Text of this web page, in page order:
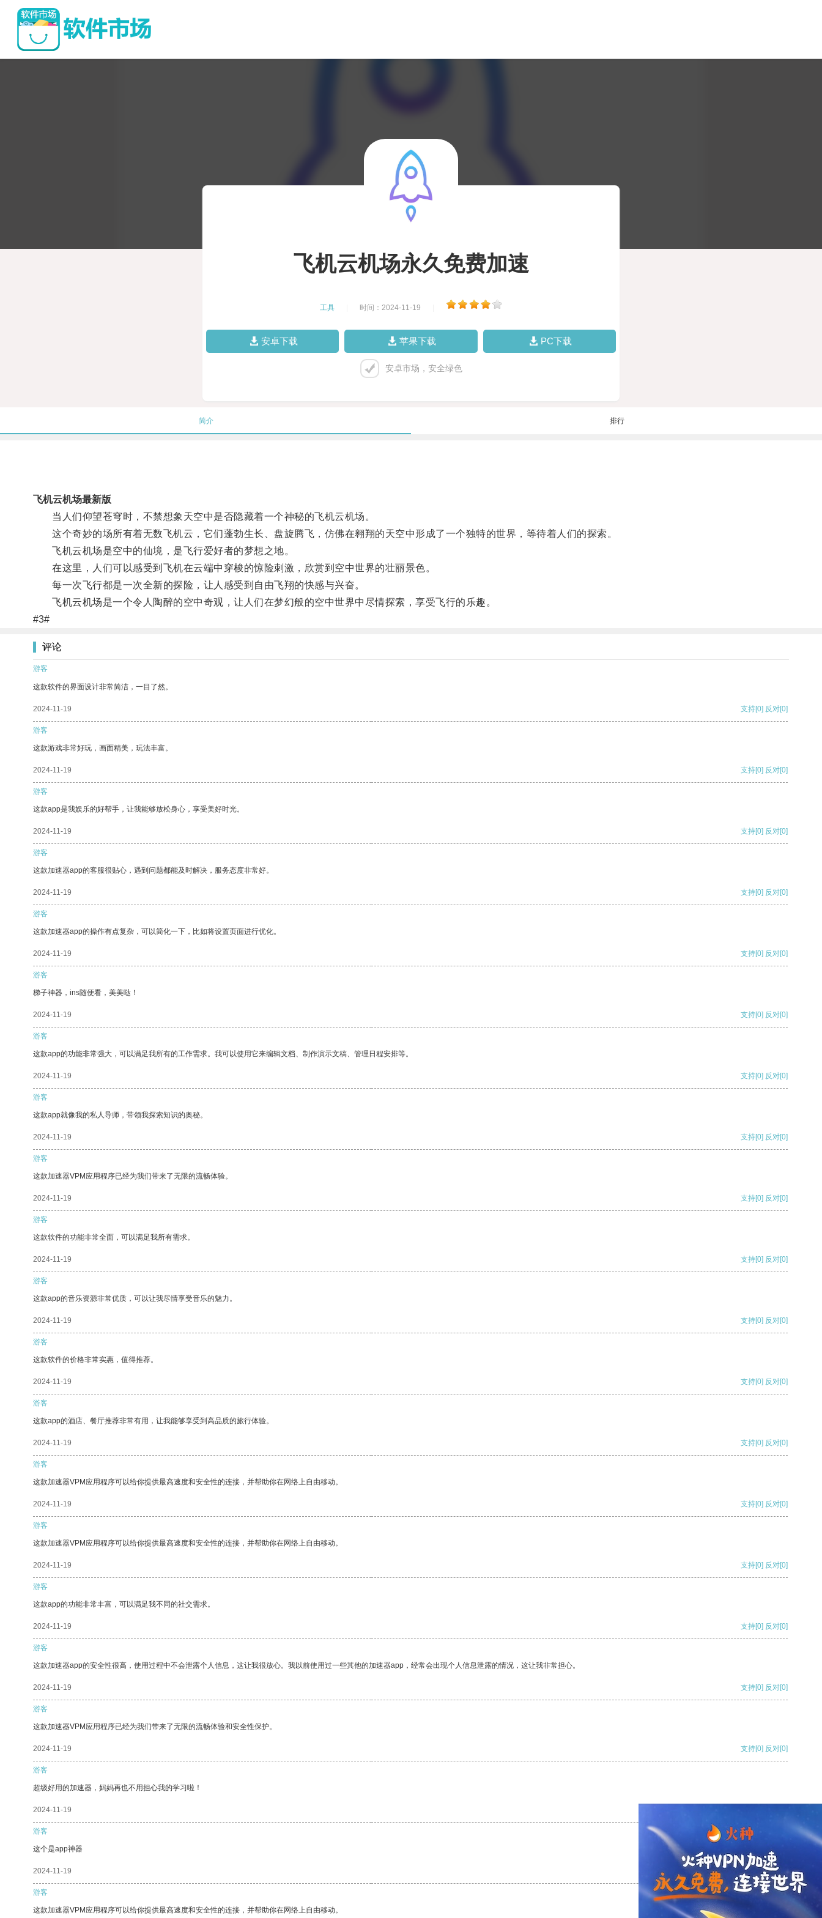
飞机云机场永久免费加速
工具 时间：2024-11-19
安卓下载 苹果下载 PC下载
安卓市场，安全绿色
简介 排行
飞机云机场最新版
当人们仰望苍穹时，不禁想象天空中是否隐藏着一个神秘的飞机云机场。
这个奇妙的场所有着无数飞机云，它们蓬勃生长、盘旋腾飞，仿佛在翱翔的天空中形成了一个独特的世界，等待着人们的探索。
飞机云机场是空中的仙境，是飞行爱好者的梦想之地。
在这里，人们可以感受到飞机在云端中穿梭的惊险刺激，欣赏到空中世界的壮丽景色。
每一次飞行都是一次全新的探险，让人感受到自由飞翔的快感与兴奋。
飞机云机场是一个令人陶醉的空中奇观，让人们在梦幻般的空中世界中尽情探索，享受飞行的乐趣。
#3#
评论
游客
这款软件的界面设计非常简洁，一目了然。
2024-11-19 支持[0] 反对[0]
游客
这款游戏非常好玩，画面精美，玩法丰富。
2024-11-19 支持[0] 反对[0]
游客
这款app是我娱乐的好帮手，让我能够放松身心，享受美好时光。
2024-11-19 支持[0] 反对[0]
游客
这款加速器app的客服很贴心，遇到问题都能及时解决，服务态度非常好。
2024-11-19 支持[0] 反对[0]
游客
这款加速器app的操作有点复杂，可以简化一下，比如将设置页面进行优化。
2024-11-19 支持[0] 反对[0]
游客
梯子神器，ins随便看，美美哒！
2024-11-19 支持[0] 反对[0]
游客
这款app的功能非常强大，可以满足我所有的工作需求。我可以使用它来编辑文档、制作演示文稿、管理日程安排等。
2024-11-19 支持[0] 反对[0]
游客
这款app就像我的私人导师，带领我探索知识的奥秘。
2024-11-19 支持[0] 反对[0]
游客
这款加速器VPM应用程序已经为我们带来了无限的流畅体验。
2024-11-19 支持[0] 反对[0]
游客
这款软件的功能非常全面，可以满足我所有需求。
2024-11-19 支持[0] 反对[0]
游客
这款app的音乐资源非常优质，可以让我尽情享受音乐的魅力。
2024-11-19 支持[0] 反对[0]
游客
这款软件的价格非常实惠，值得推荐。
2024-11-19 支持[0] 反对[0]
游客
这款app的酒店、餐厅推荐非常有用，让我能够享受到高品质的旅行体验。
2024-11-19 支持[0] 反对[0]
游客
这款加速器VPM应用程序可以给你提供最高速度和安全性的连接，并帮助你在网络上自由移动。
2024-11-19 支持[0] 反对[0]
游客
这款加速器VPM应用程序可以给你提供最高速度和安全性的连接，并帮助你在网络上自由移动。
2024-11-19 支持[0] 反对[0]
游客
这款app的功能非常丰富，可以满足我不同的社交需求。
2024-11-19 支持[0] 反对[0]
游客
这款加速器app的安全性很高，使用过程中不会泄露个人信息，这让我很放心。我以前使用过一些其他的加速器app，经常会出现个人信息泄露的情况，这让我非常担心。
2024-11-19 支持[0] 反对[0]
游客
这款加速器VPM应用程序已经为我们带来了无限的流畅体验和安全性保护。
2024-11-19 支持[0] 反对[0]
游客
超级好用的加速器，妈妈再也不用担心我的学习啦！
2024-11-19
游客
这个是app神器
2024-11-19 支持 [0] 反对 [0]
游客
这款加速器VPM应用程序可以给你提供最高速度和安全性的连接，并帮助你在网络上自由移动。